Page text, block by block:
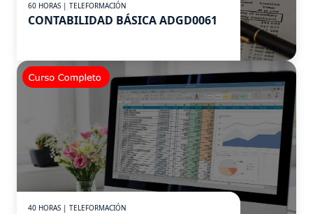
60 HORAS | TELEFORMACIÓN
CONTABILIDAD BÁSICA ADGD0061
40 HORAS | TELEFORMACIÓN